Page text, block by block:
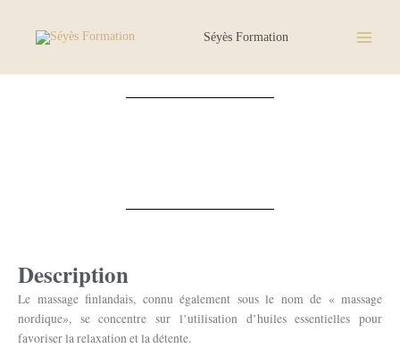
contenu
Séyès Formation
Description
Le massage finlandais, connu également sous le nom de « massage
nordique», se concentre sur l’utilisation d’huiles essentielles pour
favoriser la relaxation et la détente.